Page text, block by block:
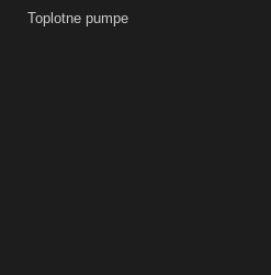
Toplotne pumpe